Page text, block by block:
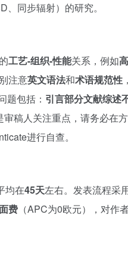
、同步辐射）的研究。
工艺-组织-性能关系，例如
注意英文语法和术语规范性
题包括： 引言部分文献综述
审稿人关注重点，请务必在
进行自查。
均在45天左右。发表流程采
费 （APC为0欧元），对作